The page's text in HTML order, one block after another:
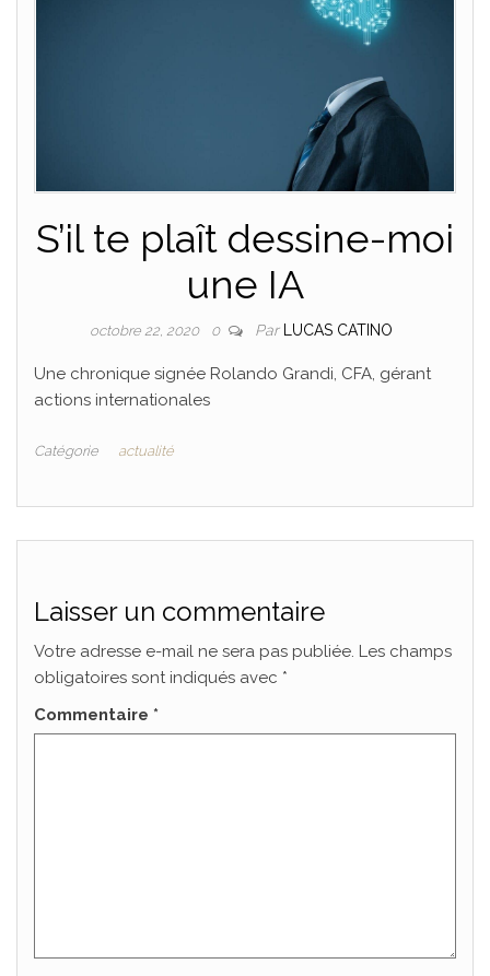
S’il te plaît dessine-moi
une IA
octobre 22, 2020 0 Par LUCAS CATINO
Une chronique signée Rolando Grandi, CFA, gérant
actions internationales
Catégorie actualité
Laisser un commentaire
Votre adresse e-mail ne sera pas publiée. Les champs
obligatoires sont indiqués avec *
Commentaire *